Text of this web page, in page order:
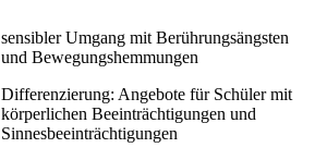
sensibler Umgang mit Berührungsängsten
und Bewegungshemmungen
Differenzierung: Angebote für Schüler mit
körperlichen Beeinträchtigungen und
Sinnesbeeinträchtigungen